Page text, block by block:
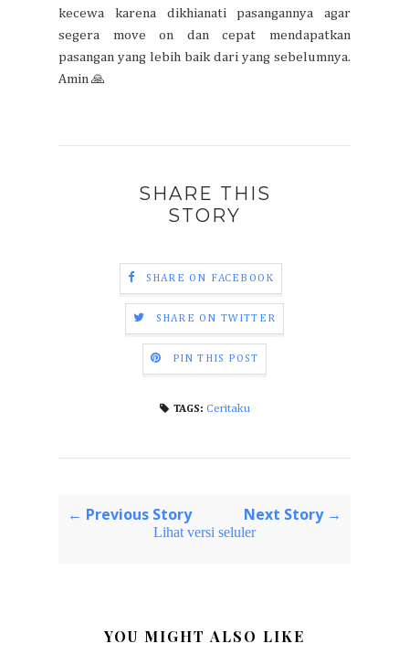
kecewa karena dikhianati pasangannya agar
segera move on dan cepat mendapatkan
pasangan yang lebih baik dari yang sebelumnya.
Amin 🙏
SHARE THIS
STORY
SHARE ON FACEBOOK
SHARE ON TWITTER
PIN THIS POST
TAGS: Ceritaku
← Previous Story Next Story →
Lihat versi seluler
YOU MIGHT ALSO LIKE